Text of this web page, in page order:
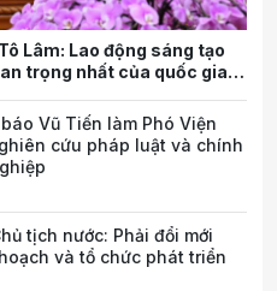
Lâm: Lao động sáng tạo
trọng nhất của quốc gia
Vũ Tiến làm Phó Viện
cứu pháp luật và chính
tịch nước: Phải đổi mới
và tổ chức phát triển